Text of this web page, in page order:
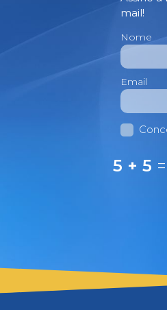
mail!
Nome
Email
5 + 5 =